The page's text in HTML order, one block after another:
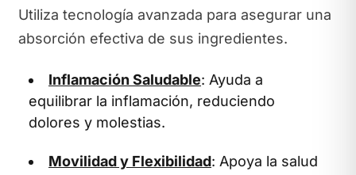
Utiliza tecnología avanzada para asegurar una
absorción efectiva de sus ingredientes.
Inflamación Saludable: Ayuda a
equilibrar la inflamación, reduciendo
dolores y molestias.
Movilidad y Flexibilidad: Apoya la salud